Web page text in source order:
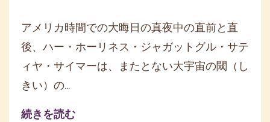
アメリカ時間での大晦日の真夜中の直前と直
後、ハー・ホーリネス・ジャガットグル・サテ
ィヤ・サイマーは、またとない大宇宙の閾（し
きい）の...
続きを読む